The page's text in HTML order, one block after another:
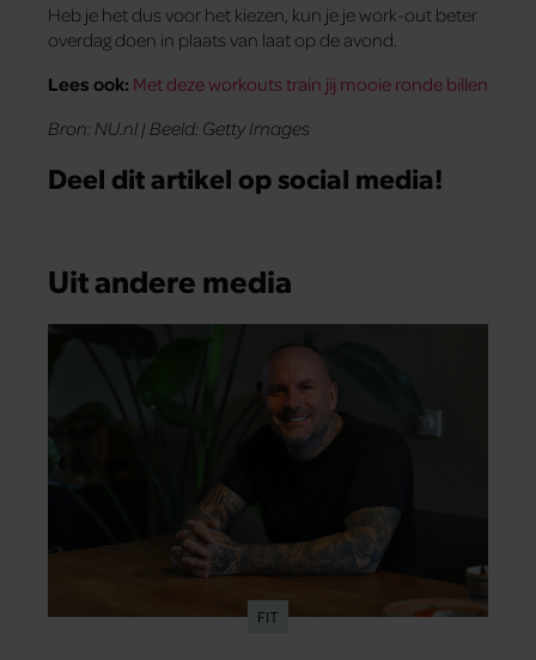
Heb je het dus voor het kiezen, kun je je work-out beter
overdag doen in plaats van laat op de avond.
Lees ook: Met deze workouts train jij mooie ronde billen
Bron: NU.nl | Beeld: Getty Images
Deel dit artikel op social media!
Uit andere media
FIT